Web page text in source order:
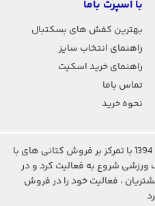
با اسپرت باما
بهترین کفش های بسکتبال
راهنمای انتخاب سایز
راهنمای خرید اسکیت
تماس باما
نحوه خرید
فروشگاه اینترنتی اسپرت باما در سال 1394 با تمرکز بر فروش کتانی های با
شروع به فعالیت کرد و در
مشتریان ، فعالیت خود را در فروش